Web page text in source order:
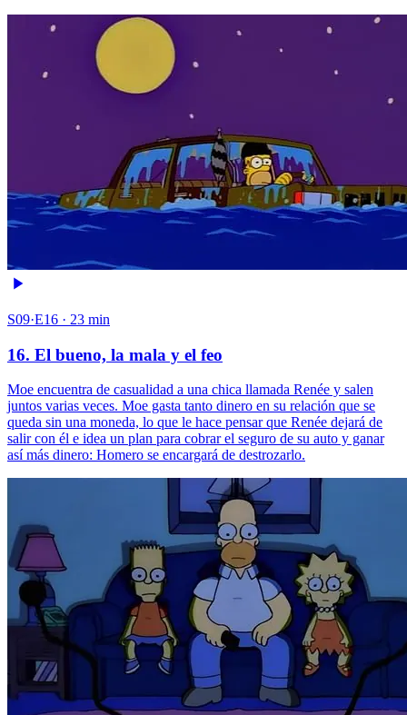
S09·E16 · 23 min
16. El bueno, la mala y el feo
Moe encuentra de casualidad a una chica llamada Renée y salen
juntos varias veces. Moe gasta tanto dinero en su relación que se
queda sin una moneda, lo que le hace pensar que Renée dejará de
salir con él e idea un plan para cobrar el seguro de su auto y ganar
así más dinero: Homero se encargará de destrozarlo.